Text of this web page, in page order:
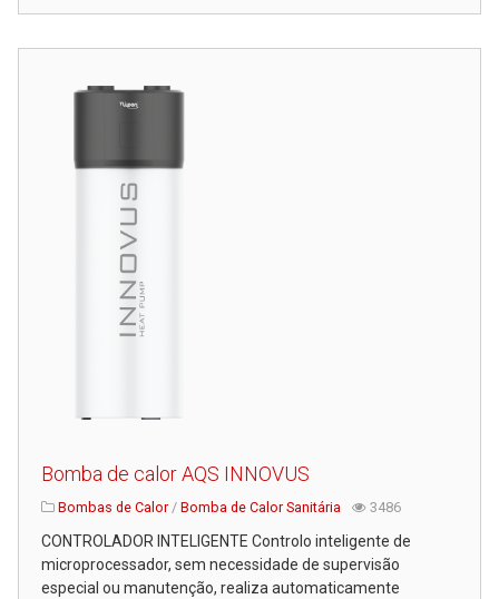
Bomba de calor AQS INNOVUS
Bombas de Calor/ Bomba de Calor Sanitária 3486
CONTROLADOR INTELIGENTE Controlo inteligente de
microprocessador, sem necessidade de supervisão
especial ou manutenção, realiza automaticamente